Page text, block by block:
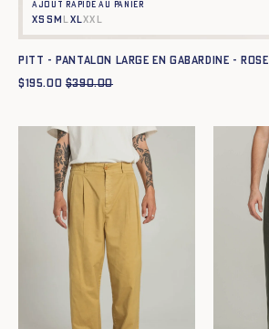
Ajout rapide au panier
XS S M XLXXL
Pitt - Pantalon large en gabardine - ROSE
$195.00 $390.00